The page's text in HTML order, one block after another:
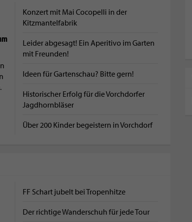
Konzert mit Mai Cocopelli in der
Kitzmantelfabrik
Leider abgesagt! Ein Aperitivo im Garten
mit Freunden!
Ideen für Gartenschau? Bitte gern!
Historischer Erfolg für die Vorchdorfer
Jagdhornbläser
Über 200 Kinder begeistern in Vorchdorf
FF Schart jubelt bei Tropenhitze
Der richtige Wanderschuh für jede Tour